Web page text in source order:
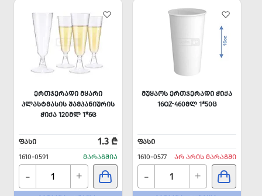
ᲔᲠᲗᲯᲔᲠᲐᲓᲘ ᲛᲧᲐᲠᲘ
ᲞᲚᲐᲡᲢᲛᲐᲡᲘᲡ ᲨᲐᲛᲞᲐᲜᲘᲣᲠᲘᲡ
ᲭᲘᲥᲐ 120ᲛᲚ 1*6Ც
ᲤᲐᲡᲘ 1.3 ₾
1610-0591 ᲛᲐᲠᲐᲒᲨᲘᲐ
- +
ᲛᲣᲧᲐᲝᲡ ᲔᲠᲗᲯᲔᲠᲐᲓᲘ ᲭᲘᲥᲐ
16OZ-460ᲛᲚ 1*50Ც
ᲤᲐᲡᲘ
1610-0577
ᲐᲠ ᲐᲠᲘᲡ ᲛᲐᲠᲐᲒᲨᲘ
- +